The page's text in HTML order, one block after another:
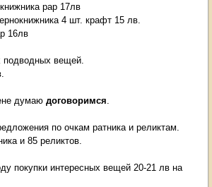
рар 17лв
4 шт. крафт 15 лв.
16лв
подводных вещей.
думаю договоримся.
по очкам ратника и реликтам.
и 85 реликтов.
покупки интересных вещей 20-21 лв на